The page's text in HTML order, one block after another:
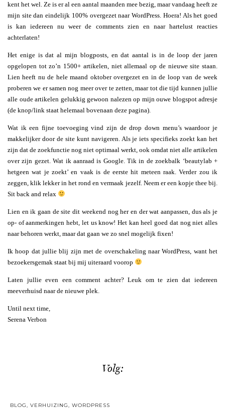
kent het wel. Ze is er al een aantal maanden mee bezig, maar vandaag heeft ze
mijn site dan eindelijk 100% overgezet naar WordPress. Hoera! Als het goed
is kan iedereen nu weer de comments zien en naar hartelust reacties
achterlaten!
Het enige is dat al mijn blogposts, en dat aantal is in de loop der jaren
opgelopen tot zo’n 1500+ artikelen, niet allemaal op de nieuwe site staan.
Lien heeft nu de hele maand oktober overgezet en in de loop van de week
proberen we er samen nog meer over te zetten, maar tot die tijd kunnen jullie
alle oude artikelen gelukkig gewoon nalezen op mijn ouwe blogspot adresje
(de knop/link staat helemaal bovenaan deze pagina).
Wat ik een fijne toevoeging vind zijn de drop down menu’s waardoor je
makkelijker door de site kunt navigeren. Als je iets specifieks zoekt kan het
zijn dat de zoekfunctie nog niet optimaal werkt, ook omdat niet alle artikelen
over zijn gezet. Wat ik aanraad is Google. Tik in de zoekbalk ‘beautylab +
hetgeen wat je zoekt’ en vaak is de eerste hit meteen raak. Verder zou ik
zeggen, klik lekker in het rond en vermaak jezelf. Neem er een kopje thee bij.
Sit back and relax
Lien en ik gaan de site dit weekend nog her en der wat aanpassen, dus als je
op- of aanmerkingen hebt, let us know! Het kan heel goed dat nog niet alles
naar behoren werkt, maar dat gaan we zo snel mogelijk fixen!
Ik hoop dat jullie blij zijn met de overschakeling naar WordPress, want het
bezoekersgemak staat bij mij uiteraard voorop
Laten jullie even een comment achter? Leuk om te zien dat iedereen
meeverhuisd naar de nieuwe plek.
Until next time,
Serena Verbon
Volg:
BLOG, VERHUIZING, WORDPRESS